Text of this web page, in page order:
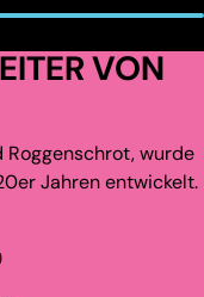
VON
Roggenschrot, wurde
Jahren entwickelt.